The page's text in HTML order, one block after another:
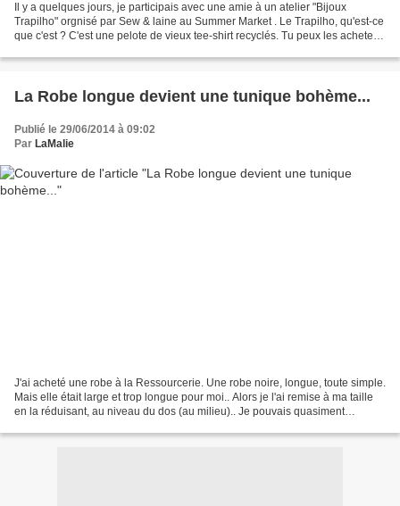
Il y a quelques jours, je participais avec une amie à un atelier "Bijoux
Trapilho" orgnisé par Sew & laine au Summer Market . Le Trapilho, qu'est-ce
que c'est ? C'est une pelote de vieux tee-shirt recyclés. Tu peux les acheter à
La Robe longue devient une tunique bohème...
Publié le 29/06/2014 à 09:02
Par LaMalie
J'ai acheté une robe à la Ressourcerie. Une robe noire, longue, toute simple.
Mais elle était large et trop longue pour moi.. Alors je l'ai remise à ma taille
en la réduisant, au niveau du dos (au milieu).. Je pouvais quasiment